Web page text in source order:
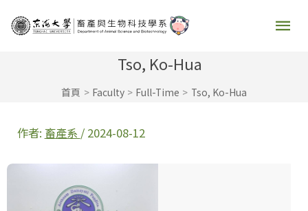
主
Tso, Ko-Hua
首頁 Faculty Full-Time Tso, Ko-Hua
作者: 畜產系 / 2024-08-12